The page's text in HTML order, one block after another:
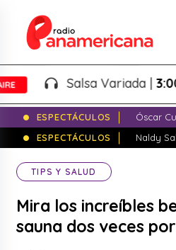
Salsa Variada |
ESPECTÁCULOS
Óscar
ESPECTÁCULOS
Naldy
TIPS Y SALUD
Mira los increíbles
sauna dos veces